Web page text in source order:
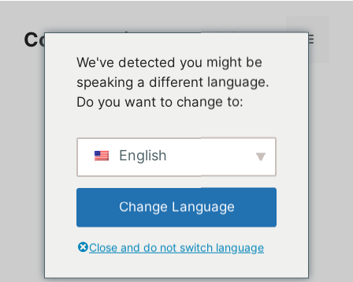
contenuComment jouer sur PC Menu
We've detected you might be
speaking a different language.
Do you want to change to:
English
Change Language
Close and do not switch language